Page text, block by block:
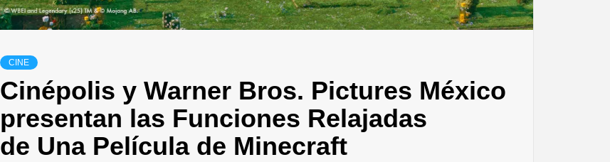
CINE
Cinépolis y Warner Bros. Pictures México
presentan las Funciones Relajadas
de Una Película de Minecraft